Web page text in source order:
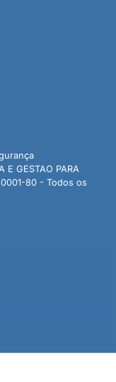
E GESTAO PARA
0001-80 - Todos os